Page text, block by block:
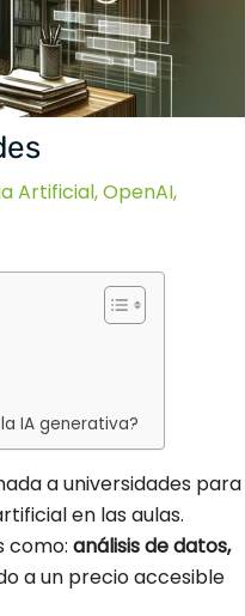
Artificial,OpenAI,
IA generativa?
a universidades para
en las aulas.
como: análisis de datos,
a un precio accesible